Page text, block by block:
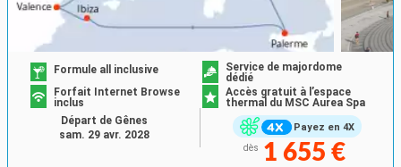
Payez en 4X
Formule all inclusive
Service de majordome
dédié
Forfait Internet Browse
inclus
Accès gratuit à l’espace
thermal du MSC Aurea Spa
dès 1 655 €
Départ de Gênes
sam. 29 avr. 2028